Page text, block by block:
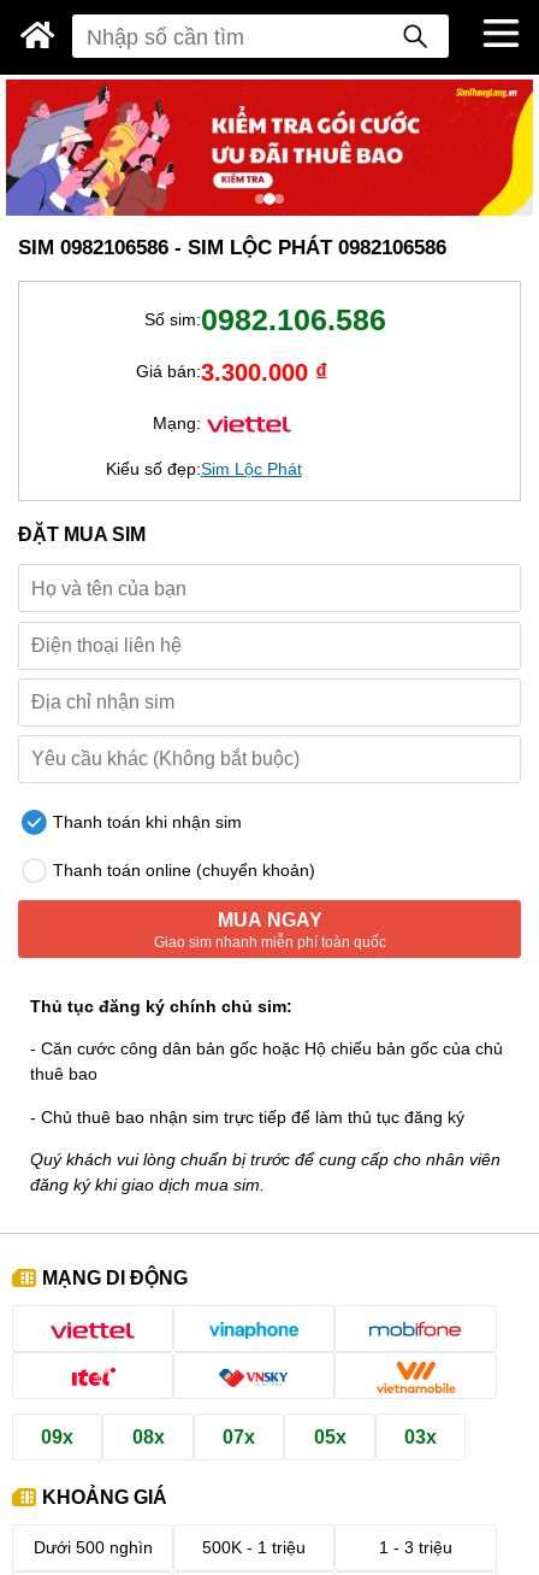
SIM 0982106586 - SIM LỘC PHÁT 0982106586
Số sim:0982.106.586
Giá bán:3.300.000 ₫
Mạng:
Kiểu số đẹp:Sim Lộc Phát
ĐẶT MUA SIM
Thanh toán khi nhận sim
Thanh toán online (chuyển khoản)
MUA NGAY
Giao sim nhanh miễn phí toàn quốc
Thủ tục đăng ký chính chủ sim:
- Căn cước công dân bản gốc hoặc Hộ chiếu bản gốc của chủ
thuê bao
- Chủ thuê bao nhận sim trực tiếp để làm thủ tục đăng ký
Quý khách vui lòng chuẩn bị trước để cung cấp cho nhân viên
đăng ký khi giao dịch mua sim.
MẠNG DI ĐỘNG
09x 08x 07x 05x 03x
KHOẢNG GIÁ
Dưới 500 nghìn 500K - 1 triệu 1 - 3 triệu